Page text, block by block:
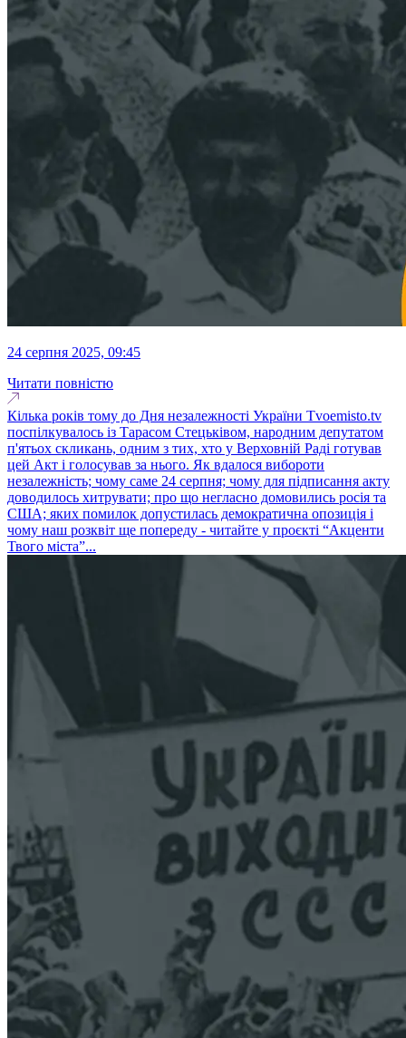
24 серпня 2025, 09:45
Читати повністю
Кілька років тому до Дня незалежності України Tvoemisto.tv
поспілкувалось із Тарасом Стецьківом, народним депутатом
п'ятьох скликань, одним з тих, хто у Верховній Раді готував
цей Акт і голосував за нього. Як вдалося вибороти
незалежність; чому саме 24 серпня; чому для підписання акту
доводилось хитрувати; про що негласно домовились росія та
США; яких помилок допустилась демократична опозиція і
чому наш розквіт ще попереду - читайте у проєкті “Акценти
Твого міста”...